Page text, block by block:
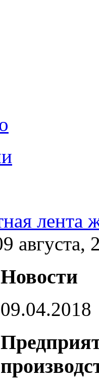
лента
августа,
Новости
09.04.2018